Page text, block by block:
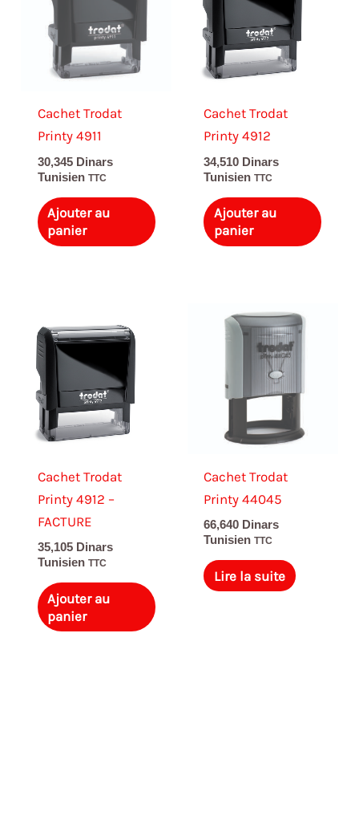
Cachet Trodat
Printy 4911
30,345 Dinars
Tunisien TTC
Ajouter au
panier
Cachet Trodat
Printy 4912
34,510 Dinars
Tunisien TTC
Ajouter au
panier
Cachet Trodat
Printy 4912 –
FACTURE
35,105 Dinars
Tunisien TTC
Ajouter au
panier
Cachet Trodat
Printy 44045
66,640 Dinars
Tunisien TTC
Lire la suite